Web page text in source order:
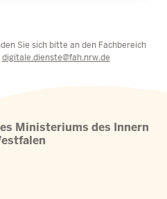
Sie sich bitte an den Fachbereich
digitale.dienste@fah.nrw.de
Ministeriums des Innern